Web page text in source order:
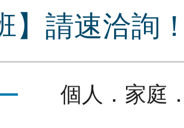
】請速洽詢
個人．家庭